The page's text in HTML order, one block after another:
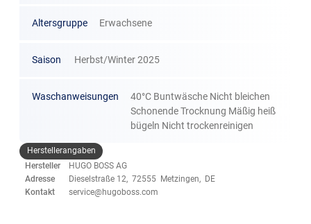
Altersgruppe Erwachsene
Saison Herbst/Winter 2025
Waschanweisungen
40°C Buntwäsche Nicht bleichen
Schonende Trocknung Mäßig heiß
bügeln Nicht trockenreinigen
Herstellerangaben
Hersteller
HUGO BOSS AG
Adresse
Dieselstraße 12, 72555 Metzingen, DE
Kontakt
service@hugoboss.com